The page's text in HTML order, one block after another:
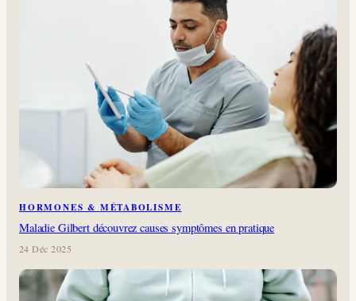
HORMONES & MÉTABOLISME
Maladie Gilbert découvrez causes symptômes en pratique
24 Déc 2025